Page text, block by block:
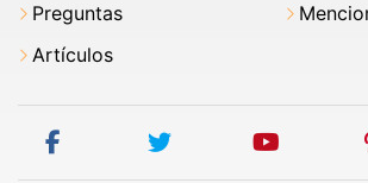
Preguntas
Artículos
facebook twitter